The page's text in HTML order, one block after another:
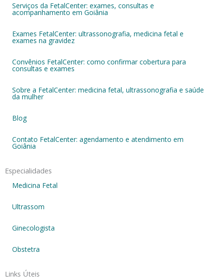
Serviços da FetalCenter: exames, consultas e
acompanhamento em Goiânia
Exames FetalCenter: ultrassonografia, medicina fetal e
exames na gravidez
Convênios FetalCenter: como confirmar cobertura para
consultas e exames
Sobre a FetalCenter: medicina fetal, ultrassonografia e saúde
da mulher
Blog
Contato FetalCenter: agendamento e atendimento em
Goiânia
Especialidades
Medicina Fetal
Ultrassom
Ginecologista
Obstetra
Links Úteis